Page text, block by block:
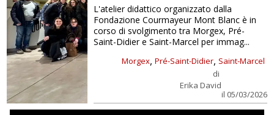
Morgex, Pré-Saint-Didier, Saint-Marcel
di
Erika David
il 05/03/2026
L'atelier didattico organizzato dalla
Fondazione Courmayeur Mont Blanc è in
corso di svolgimento tra Morgex, Pré-
Saint-Didier e Saint-Marcel per immag...